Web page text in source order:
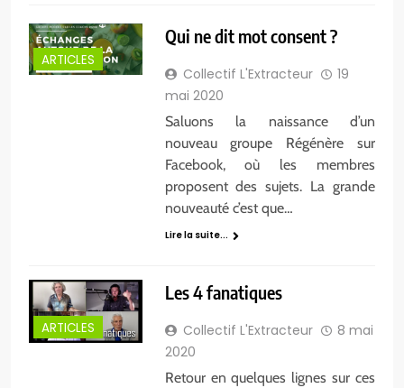
ARTICLES
Qui ne dit mot consent ?
Collectif L'Extracteur
19
mai 2020
Saluons la naissance d’un
nouveau groupe Régénère sur
Facebook, où les membres
proposent des sujets. La grande
nouveauté c’est que…
Lire la suite...
ARTICLES
Les 4 fanatiques
Collectif L'Extracteur
8 mai
2020
Retour en quelques lignes sur ces